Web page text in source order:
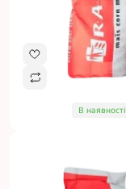
В наявності